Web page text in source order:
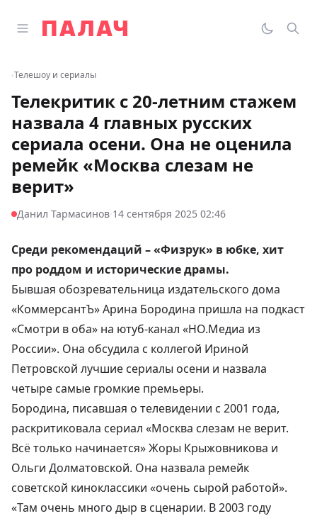
Открыть главное меню
Палач
‹Телешоу и сериалы
Телекритик с 20-летним стажем
назвала 4 главных русских
сериала осени. Она не оценила
ремейк «Москва слезам не
верит»
Данил Тармасинов·14 сентября 2025 02:46
Среди рекомендаций – «Физрук» в юбке, хит
про роддом и исторические драмы.
Бывшая обозревательница издательского дома
«КоммерсантЪ» Арина Бородина пришла на подкаст
«Смотри в оба» на ютуб-канал «НО.Медиа из
России». Она обсудила с коллегой Ириной
Петровской лучшие сериалы осени и назвала
четыре самые громкие премьеры.
Бородина, писавшая о телевидении с 2001 года,
раскритиковала сериал «Москва слезам не верит.
Всё только начинается» Жоры Крыжовникова и
Ольги Долматовской. Она назвала ремейк
советской киноклассики «очень сырой работой».
«Там очень много дыр в сценарии. В 2003 году